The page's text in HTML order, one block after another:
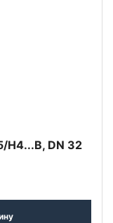
H4...B, DN 32